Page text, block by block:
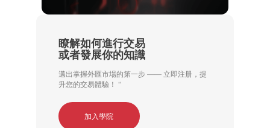
瞭解如何進行交易
或者發展你的知識
邁出掌握外匯市場的第一步 —— 立即注册，提
升您的交易體驗！ “
加入學院